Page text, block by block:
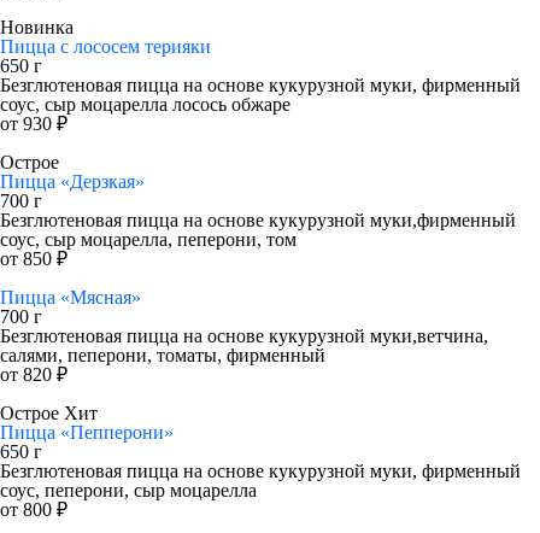
Новинка
Пицца с лососем терияки
650 г
Безглютеновая пицца на основе кукурузной муки, фирменный
соус, сыр моцарелла лосось обжаре
от 930 ₽
Острое
Пицца «Дерзкая»
700 г
Безглютеновая пицца на основе кукурузной муки,фирменный
соус, сыр моцарелла, пеперони, том
от 850 ₽
Пицца «Мясная»
700 г
Безглютеновая пицца на основе кукурузной муки,ветчина,
салями, пеперони, томаты, фирменный
от 820 ₽
Острое Хит
Пицца «Пепперони»
650 г
Безглютеновая пицца на основе кукурузной муки, фирменный
соус, пеперони, сыр моцарелла
от 800 ₽